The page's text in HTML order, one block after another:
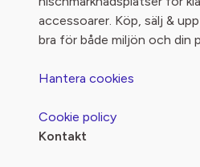
accessoarer. Köp, sälj &
bra för både miljön och din
Hantera cookies
Cookie policy
Kontakt